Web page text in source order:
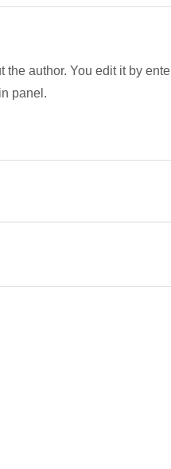
author. You edit it by
panel.